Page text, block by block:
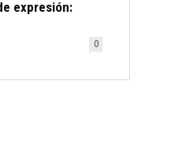
expresión:
0